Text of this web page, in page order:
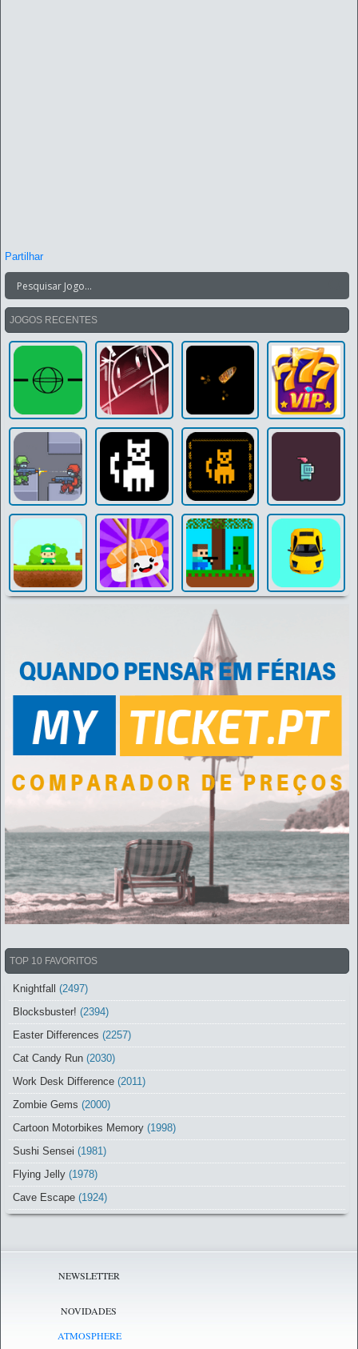
Partilhar
JOGOS RECENTES
TOP 10 FAVORITOS
Knightfall (2497)
Blocksbuster! (2394)
Easter Differences (2257)
Cat Candy Run (2030)
Work Desk Difference (2011)
Zombie Gems (2000)
Cartoon Motorbikes Memory (1998)
Sushi Sensei (1981)
Flying Jelly (1978)
Cave Escape (1924)
NEWSLETTER
NOVIDADES
ATMOSPHERE